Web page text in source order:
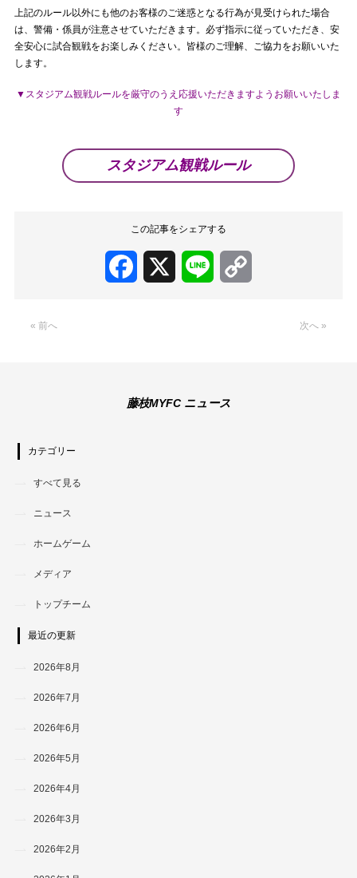
上記のルール以外にも他のお客様のご迷惑となる行為が見受けられた場合
は、警備・係員が注意させていただきます。必ず指示に従っていただき、安
全安心に試合観戦をお楽しみください。皆様のご理解、ご協力をお願いいた
します。
▼スタジアム観戦ルールを厳守のうえ応援いただきますようお願いいたしま
す
スタジアム観戦ルール
この記事をシェアする
Facebook Line
« 前へ 次へ »
藤枝MYFC ニュース
カテゴリー
すべて見る
ニュース
ホームゲーム
メディア
トップチーム
最近の更新
2026年8月
2026年7月
2026年6月
2026年5月
2026年4月
2026年3月
2026年2月